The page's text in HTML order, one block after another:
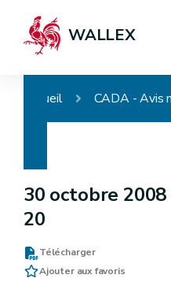
WALLEX
Accueil CADA - Avis
30 octobre 2008
20
Télécharger
Ajouter aux favoris